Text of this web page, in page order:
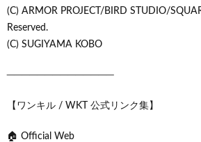
(C) ARMOR PROJECT/BIRD STUDIO/
Reserved.
(C) SUGIYAMA KOBO
──────────────
【ワンキル / WKT 公式リンク集】
🏠 Official Web